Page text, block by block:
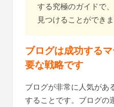
する究極のガイドで
見つけることができま
ブログは成功する
要な戦略です
ブログが非常に人気があ
することです。ブログの